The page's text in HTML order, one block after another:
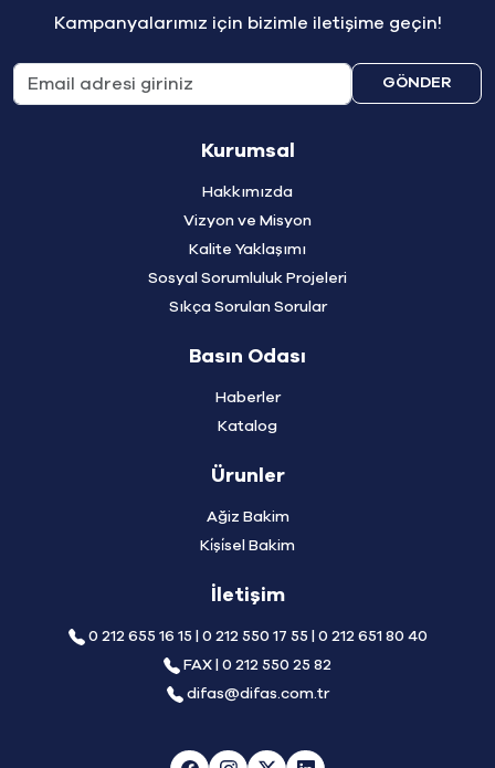
Kampanyalarımız için bizimle iletişime geçin!
GÖNDER
Kurumsal
Hakkımızda
Vizyon ve Misyon
Kalite Yaklaşımı
Sosyal Sorumluluk Projeleri
Sıkça Sorulan Sorular
Basın Odası
Haberler
Katalog
Ürunler
Ağiz Bakim
Ki̇şi̇sel Bakim
İletişim
0 212 655 16 15 | 0 212 550 17 55 | 0 212 651 80 40
FAX | 0 212 550 25 82
difas@difas.com.tr